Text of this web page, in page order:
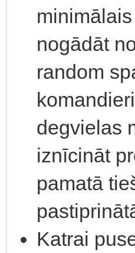
nogādāt
random
degvielas
iznīcināt
pamatā
Katrai